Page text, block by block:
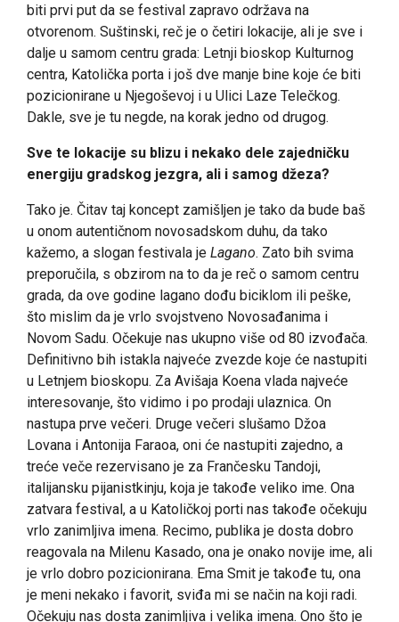
biti prvi put da se festival zapravo održava na
otvorenom. Suštinski, reč je o četiri lokacije, ali je sve i
dalje u samom centru grada: Letnji bioskop Kulturnog
centra, Katolička porta i još dve manje bine koje će biti
pozicionirane u Njegoševoj i u Ulici Laze Telečkog.
Dakle, sve je tu negde, na korak jedno od drugog.
Sve te lokacije su blizu i nekako dele zajedničku
energiju gradskog jezgra, ali i samog džeza?
Tako je. Čitav taj koncept zamišljen je tako da bude baš
u onom autentičnom novosadskom duhu, da tako
kažemo, a slogan festivala je Lagano. Zato bih svima
preporučila, s obzirom na to da je reč o samom centru
grada, da ove godine lagano dođu biciklom ili peške,
što mislim da je vrlo svojstveno Novosađanima i
Novom Sadu. Očekuje nas ukupno više od 80 izvođača.
Definitivno bih istakla najveće zvezde koje će nastupiti
u Letnjem bioskopu. Za Avišaja Koena vlada najveće
interesovanje, što vidimo i po prodaji ulaznica. On
nastupa prve večeri. Druge večeri slušamo Džoa
Lovana i Antonija Faraoa, oni će nastupiti zajedno, a
treće veče rezervisano je za Frančesku Tandoji,
italijansku pijanistkinju, koja je takođe veliko ime. Ona
zatvara festival, a u Katoličkoj porti nas takođe očekuju
vrlo zanimljiva imena. Recimo, publika je dosta dobro
reagovala na Milenu Kasado, ona je onako novije ime, ali
je vrlo dobro pozicionirana. Ema Smit je takođe tu, ona
je meni nekako i favorit, sviđa mi se način na koji radi.
Očekuju nas dosta zanimljiva i velika imena. Ono što je